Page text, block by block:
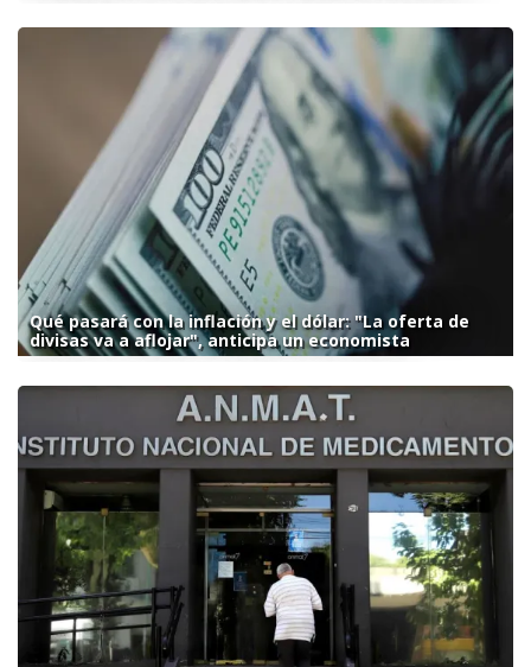
Qué pasará con la inflación y el dólar: "La oferta de
divisas va a aflojar", anticipa un economista